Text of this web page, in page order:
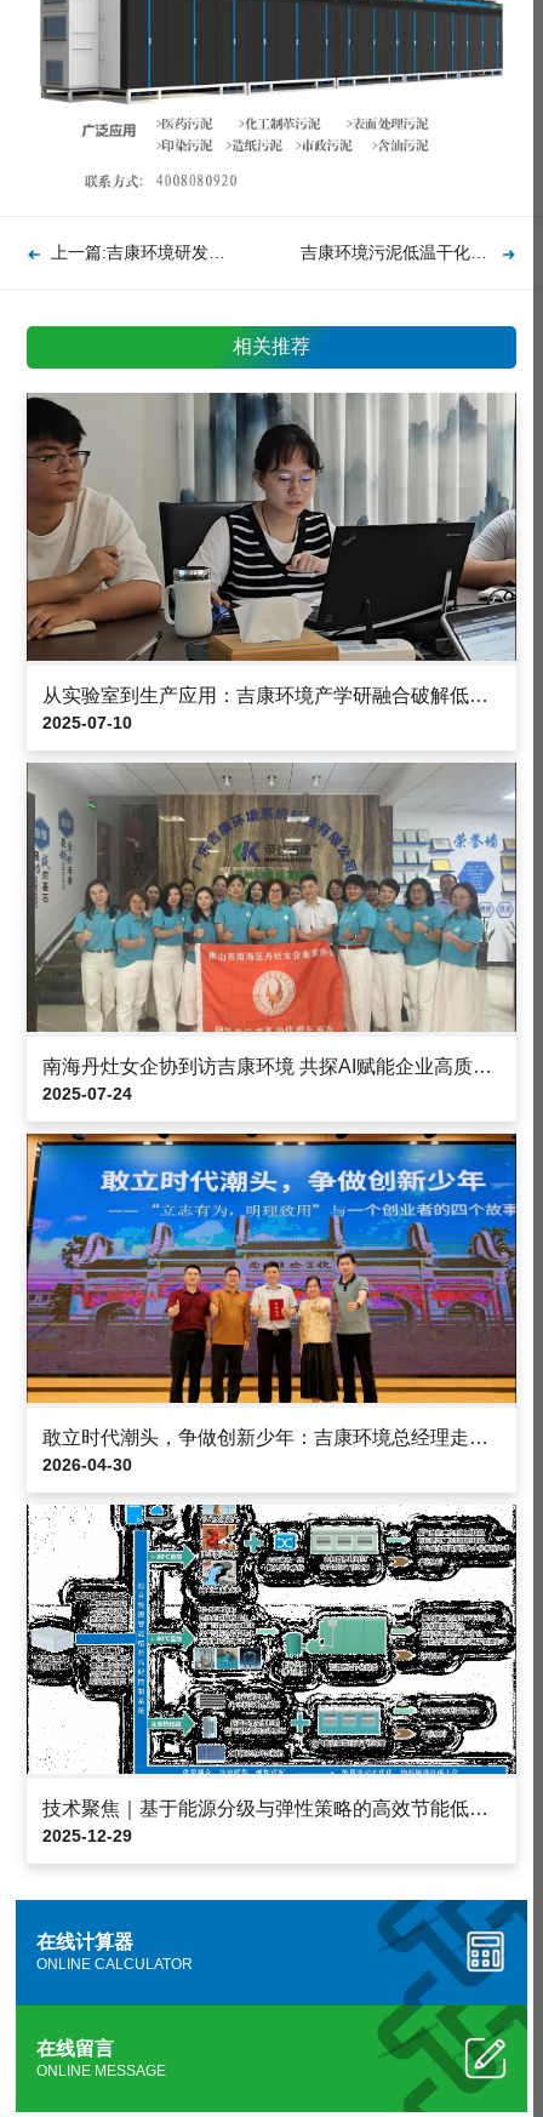
相关推荐
从实验室到生产应用：吉康环境产学研融合破解低温干化设备能效评估难题
2025-07-10
南海丹灶女企协到访吉康环境 共探AI赋能企业高质量发展
2025-07-24
敢立时代潮头，争做创新少年：吉康环境总经理走进南海实验学校，与高中学子分享一个创业者的四个故事
2026-04-30
技术聚焦｜基于能源分级与弹性策略的高效节能低温干化装备
2025-12-29
在线计算器
ONLINE CALCULATOR
在线留言
ONLINE MESSAGE